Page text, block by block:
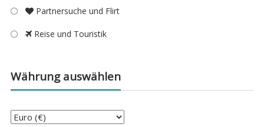
Partnersuche und Flirt
Reise und Touristik
Währung auswählen